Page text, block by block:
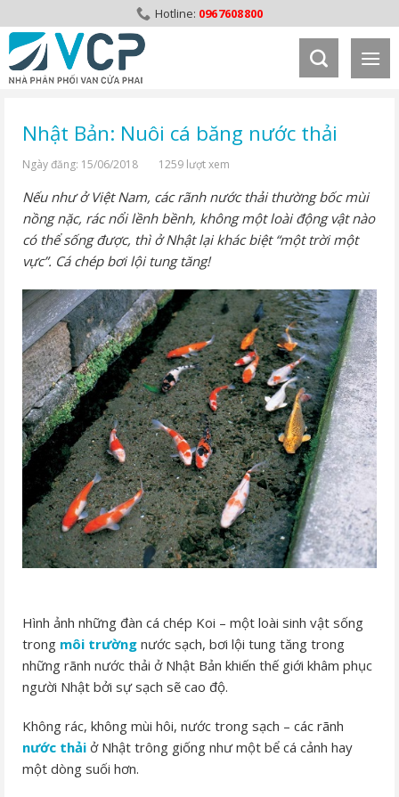
to
content
0967608800
Nhật Bản: Nuôi cá băng nước thải
Ngày đăng: 15/06/2018 1259 lượt xem
Nếu như ở Việt Nam, các rãnh nước thải thường bốc mùi
nồng nặc, rác nổi lềnh bềnh, không một loài động vật nào
có thể sống được, thì ở Nhật lại khác biệt “một trời một
vực”. Cá chép bơi lội tung tăng!
Hình ảnh những đàn cá chép Koi – một loài sinh vật sống
trong môi trường nước sạch, bơi lội tung tăng trong
những rãnh nước thải ở Nhật Bản khiến thế giới khâm phục
người Nhật bởi sự sạch sẽ cao độ.
Không rác, không mùi hôi, nước trong sạch – các rãnh
nước thải ở Nhật trông giống như một bể cá cảnh hay
một dòng suối hơn.